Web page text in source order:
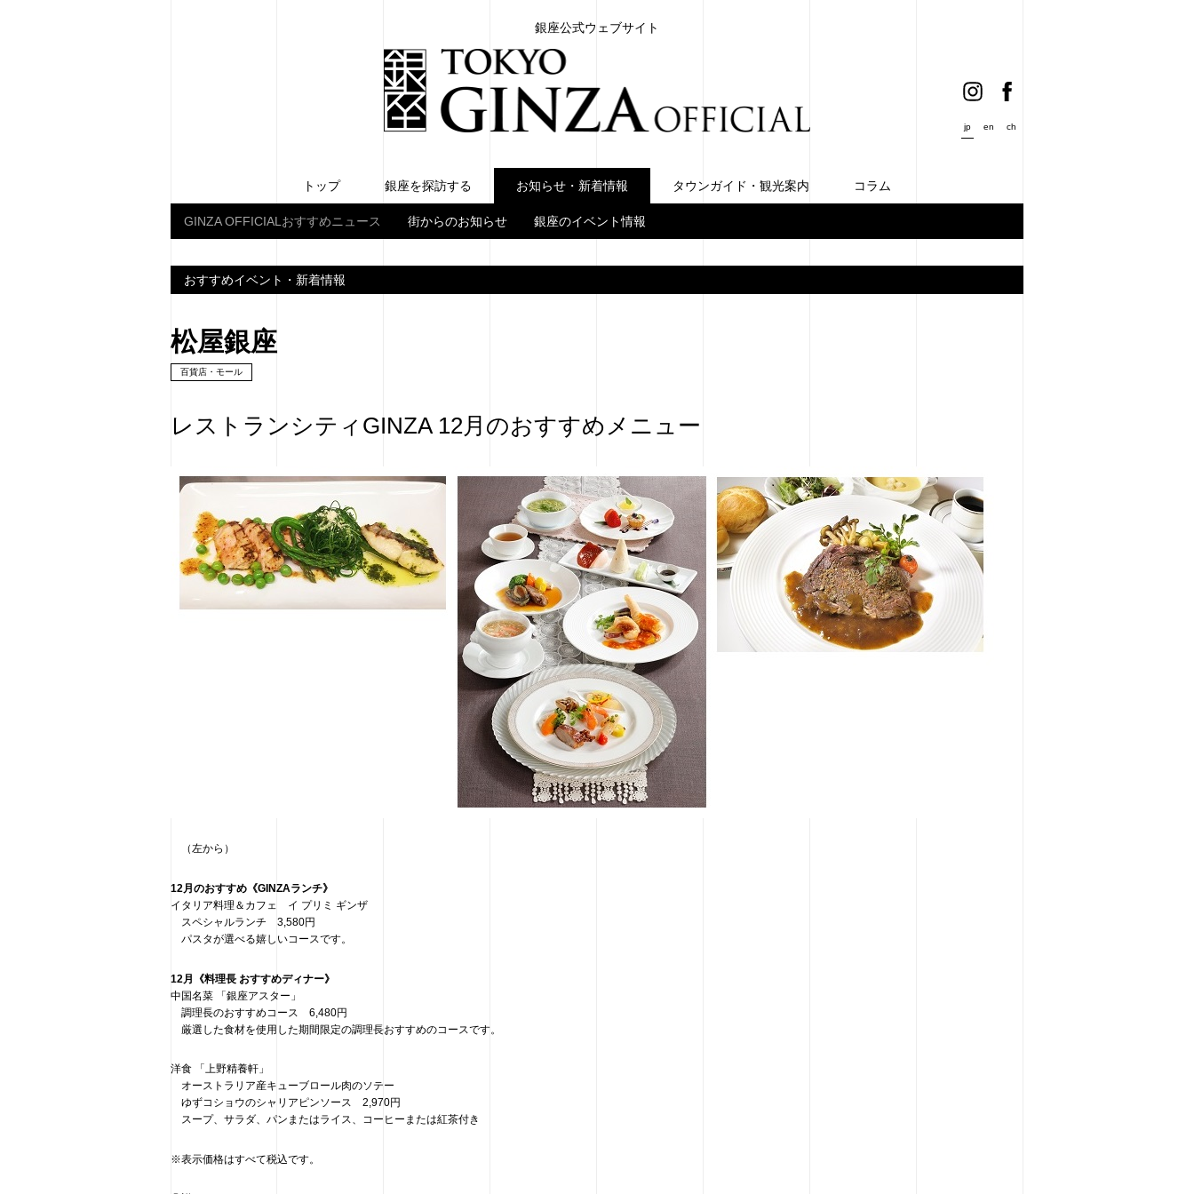
銀座公式ウェブサイト
jp en ch
トップ 銀座を探訪する お知らせ・新着情報
お知らせ・新着情報
GINZA OFFICIALおすすめニュース 街からのお知らせ 銀座のイベント情報
タウンガイド・観光案内 コラム
おすすめイベント・新着情報
松屋銀座
百貨店・モール
レストランシティGINZA 12月のおすすめメニュー
（左から）
12月のおすすめ《GINZAランチ》
イタリア料理＆カフェ イ プリミ ギンザ
スペシャルランチ 3,580円
パスタが選べる嬉しいコースです。
12月《料理長 おすすめディナー》
中国名菜 「銀座アスター」
調理長のおすすめコース 6,480円
厳選した食材を使用した期間限定の調理長おすすめのコースです。
洋食 「上野精養軒」
オーストラリア産キューブロール肉のソテー
ゆずコショウのシャリアピンソース 2,970円
スープ、サラダ、パンまたはライス、コーヒーまたは紅茶付き
※表示価格はすべて税込です。